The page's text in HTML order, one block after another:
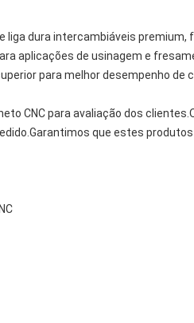
liga dura intercambiáveis
aplicações de usinagem e
para melhor desempenho de
CNC para avaliação dos
que estes